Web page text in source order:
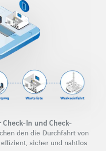
Check-In und Check-
den die Durchfahrt von
sicher und nahtlos